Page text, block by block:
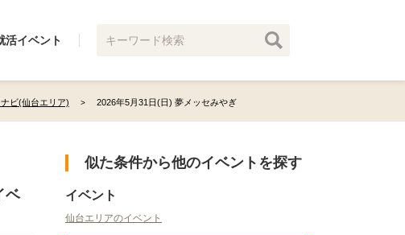
活イベント
ビ(仙台エリア) 2026年5月31日(日) 夢メッセみやぎ
ベ
似た条件から他のイベントを探す
イベント
仙台エリアのイベント